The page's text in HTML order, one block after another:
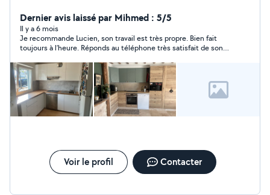
équipé, disponible, travail de propre et de qualité.
Dernier avis laissé par Mihmed : 5/5
Il y a 6 mois
Je recommande Lucien, son travail est très propre. Bien fait
toujours à l’heure. Réponds au téléphone très satisfait de son
Voir le profil Contacter